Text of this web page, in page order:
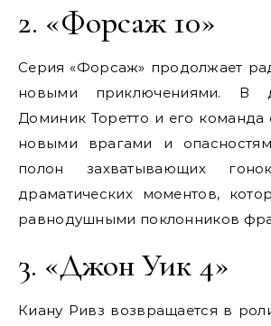
2. «Форсаж 10»
Серия «Форсаж» продолжает
новыми приключениями. В
Доминик Торетто и его команда
новыми врагами и
полон захватывающих
драматических моментов,
равнодушными поклонников
3. «Джон Уик 4»
Киану Ривз возвращается в